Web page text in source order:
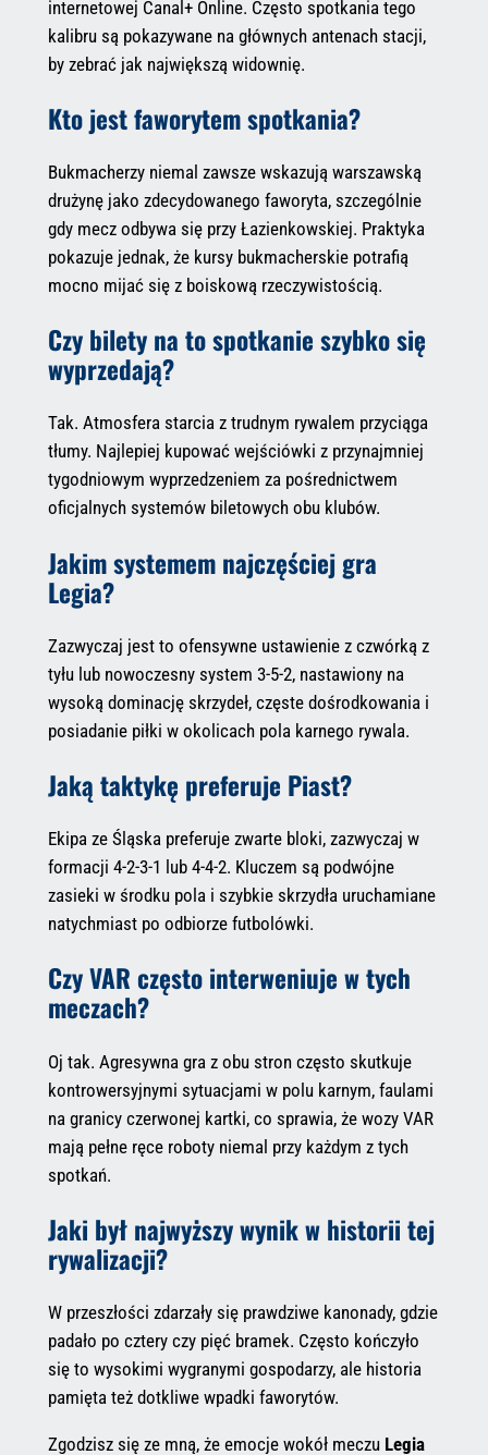
internetowej Canal+ Online. Często spotkania tego
kalibru są pokazywane na głównych antenach stacji,
by zebrać jak największą widownię.
Kto jest faworytem spotkania?
Bukmacherzy niemal zawsze wskazują warszawską
drużynę jako zdecydowanego faworyta, szczególnie
gdy mecz odbywa się przy Łazienkowskiej. Praktyka
pokazuje jednak, że kursy bukmacherskie potrafią
mocno mijać się z boiskową rzeczywistością.
Czy bilety na to spotkanie szybko się
wyprzedają?
Tak. Atmosfera starcia z trudnym rywalem przyciąga
tłumy. Najlepiej kupować wejściówki z przynajmniej
tygodniowym wyprzedzeniem za pośrednictwem
oficjalnych systemów biletowych obu klubów.
Jakim systemem najczęściej gra
Legia?
Zazwyczaj jest to ofensywne ustawienie z czwórką z
tyłu lub nowoczesny system 3-5-2, nastawiony na
wysoką dominację skrzydeł, częste dośrodkowania i
posiadanie piłki w okolicach pola karnego rywala.
Jaką taktykę preferuje Piast?
Ekipa ze Śląska preferuje zwarte bloki, zazwyczaj w
formacji 4-2-3-1 lub 4-4-2. Kluczem są podwójne
zasieki w środku pola i szybkie skrzydła uruchamiane
natychmiast po odbiorze futbolówki.
Czy VAR często interweniuje w tych
meczach?
Oj tak. Agresywna gra z obu stron często skutkuje
kontrowersyjnymi sytuacjami w polu karnym, faulami
na granicy czerwonej kartki, co sprawia, że wozy VAR
mają pełne ręce roboty niemal przy każdym z tych
spotkań.
Jaki był najwyższy wynik w historii tej
rywalizacji?
W przeszłości zdarzały się prawdziwe kanonady, gdzie
padało po cztery czy pięć bramek. Często kończyło
się to wysokimi wygranymi gospodarzy, ale historia
pamięta też dotkliwe wpadki faworytów.
Zgodzisz się ze mną, że emocje wokół meczu Legia